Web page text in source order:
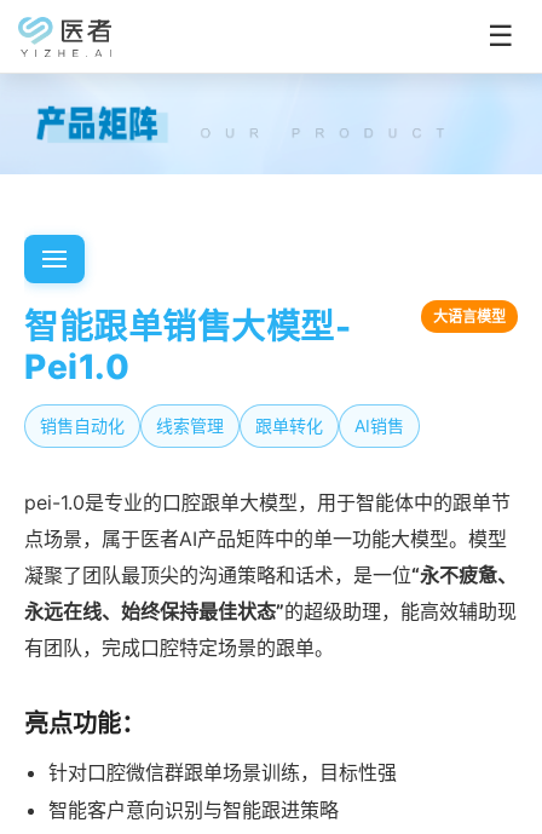
☰
智能跟单销售大模型-
Pei1.0
大语言模型
销售自动化 线索管理 跟单转化 AI销售
pei-1.0是专业的口腔跟单大模型，用于智能体中的跟单节
点场景，属于医者AI产品矩阵中的单一功能大模型。模型
凝聚了团队最顶尖的沟通策略和话术，是一位“永不疲惫、
永远在线、始终保持最佳状态”的超级助理，能高效辅助现
有团队，完成口腔特定场景的跟单。
亮点功能：
针对口腔微信群跟单场景训练，目标性强
智能客户意向识别与智能跟进策略